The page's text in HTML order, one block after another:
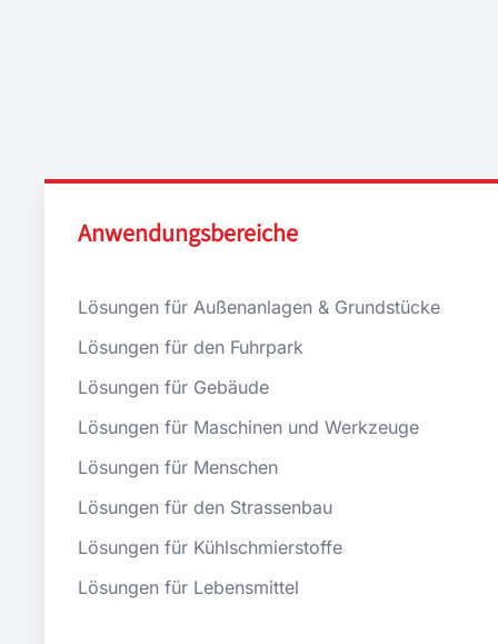
Anwendungsbereiche
Lösungen für Außenanlagen & Grundstücke
Lösungen für den Fuhrpark
Lösungen für Gebäude
Lösungen für Maschinen und Werkzeuge
Lösungen für Menschen
Lösungen für den Strassenbau
Lösungen für Kühlschmierstoffe
Lösungen für Lebensmittel